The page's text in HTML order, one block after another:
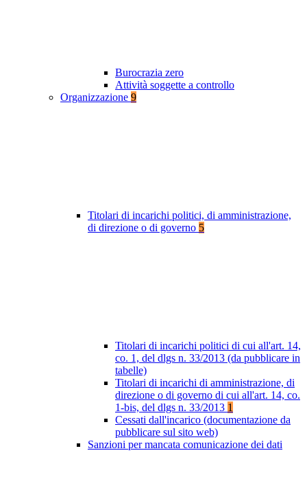
Burocrazia zero
Attività soggette a controllo
Organizzazione 9
Titolari di incarichi politici, di amministrazione,
di direzione o di governo 5
Titolari di incarichi politici di cui all'art. 14,
co. 1, del dlgs n. 33/2013 (da pubblicare in
tabelle)
Titolari di incarichi di amministrazione, di
direzione o di governo di cui all'art. 14, co.
1-bis, del dlgs n. 33/2013 1
Cessati dall'incarico (documentazione da
pubblicare sul sito web)
Sanzioni per mancata comunicazione dei dati